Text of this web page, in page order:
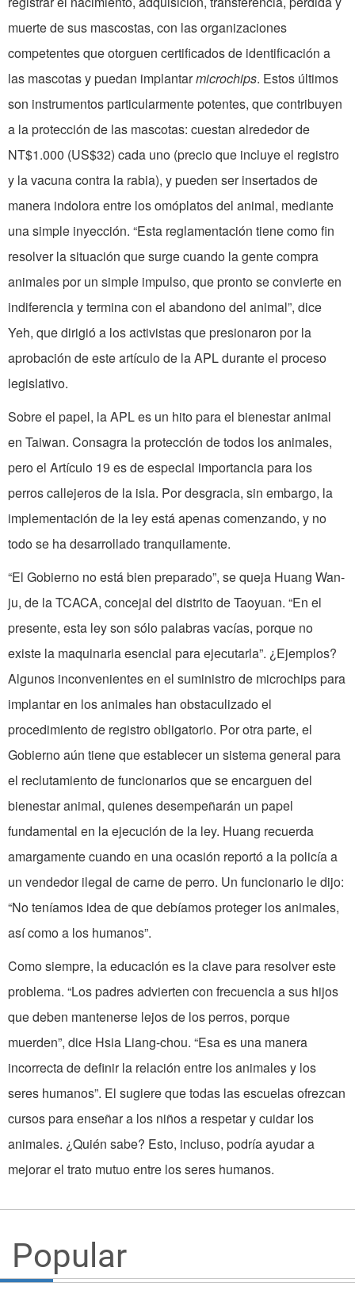
muerte de sus mascostas, con las organizaciones
competentes que otorguen certificados de identificación a
las mascotas y puedan implantarmicrochips. Estos últimos
son instrumentos particularmente potentes, que contribuyen
a la protección de las mascotas: cuestan alrededor de
NT$1.000 (US$32) cada uno (precio que incluye el registro
y la vacuna contra la rabia), y pueden ser insertados de
manera indolora entre los omóplatos del animal, mediante
una simple inyección. “Esta reglamentación tiene como fin
resolver la situación que surge cuando la gente compra
animales por un simple impulso, que pronto se convierte en
indiferencia y termina con el abandono del animal”, dice
Yeh, que dirigió a los activistas que presionaron por la
aprobación de este artículo de la APL durante el proceso
legislativo.
Sobre el papel, la APL es un hito para el bienestar animal
en Taiwan. Consagra la protección de todos los animales,
pero el Artículo 19 es de especial importancia para los
perros callejeros de la isla. Por desgracia, sin embargo, la
implementación de la ley está apenas comenzando, y no
todo se ha desarrollado tranquilamente.
“El Gobierno no está bien preparado”, se queja Huang Wan-
ju, de la TCACA, concejal del distrito de Taoyuan. “En el
presente, esta ley son sólo palabras vacías, porque no
existe la maquinaria esencial para ejecutarla”. ¿Ejemplos?
Algunos inconvenientes en el suministro de microchips para
implantar en los animales han obstaculizado el
procedimiento de registro obligatorio. Por otra parte, el
Gobierno aún tiene que establecer un sistema general para
el reclutamiento de funcionarios que se encarguen del
bienestar animal, quienes desempeñarán un papel
fundamental en la ejecución de la ley. Huang recuerda
amargamente cuando en una ocasión reportó a la policía a
un vendedor ilegal de carne de perro. Un funcionario le dijo:
“No teníamos idea de que debíamos proteger los animales,
así como a los humanos”.
Como siempre, la educación es la clave para resolver este
problema. “Los padres advierten con frecuencia a sus hijos
que deben mantenerse lejos de los perros, porque
muerden”, dice Hsia Liang-chou. “Esa es una manera
incorrecta de definir la relación entre los animales y los
seres humanos”. El sugiere que todas las escuelas ofrezcan
cursos para enseñar a los niños a respetar y cuidar los
animales. ¿Quién sabe? Esto, incluso, podría ayudar a
mejorar el trato mutuo entre los seres humanos.
Popular